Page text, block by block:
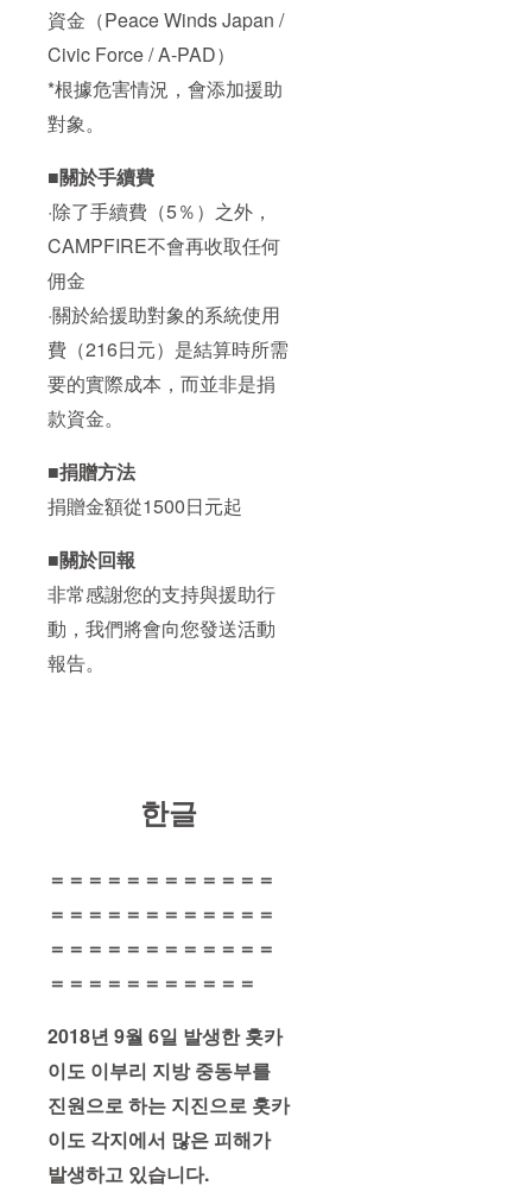
資金（Peace Winds Japan /
Civic Force / A-PAD）
*根據危害情況，會添加援助
對象。
■關於手續費
·除了手續費（5％）之外，
CAMPFIRE不會再收取任何
佣金
·關於給援助對象的系統使用
費（216日元）是結算時所需
要的實際成本，而並非是捐
款資金。
■捐贈方法
捐贈金額從1500日元起
■關於回報
非常感謝您的支持與援助行
動，我們將會向您發送活動
報告。
한글
＝＝＝＝＝＝＝＝＝＝＝＝
＝＝＝＝＝＝＝＝＝＝＝＝
＝＝＝＝＝＝＝＝＝＝＝＝
＝＝＝＝＝＝＝＝＝＝＝
2018년 9월 6일 발생한 홋카
이도 이부리 지방 중동부를
진원으로 하는 지진으로 홋카
이도 각지에서 많은 피해가
발생하고 있습니다.